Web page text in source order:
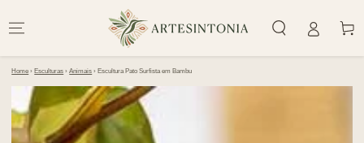
CONTEÚDO
Home › Esculturas ›Animais › Escultura Pato Surfista em Bambu
PULAR PARA
INFORMAÇÕES DO
PRODUTO